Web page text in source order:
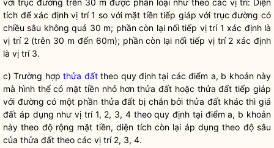
với trục đường trên 30 m được phân loại như theo các vị trí: Diện
tích để xác định vị trí 1 so với mặt tiền tiếp giáp với trục đường có
chiều sâu không quá 30 m; phần còn lại nối tiếp vị trí 1 xác định là
vị trí 2 (trên 30 m đến 60m); phần còn lại nối tiếp vị trí 2 xác định
là vị trí 3.
c) Trường hợpthửa đấttheo quy định tại các điểm a, b khoản này
mà hình thể có mặt tiền nhỏ hơnthửa đất hoặc thửa đất tiếp giáp
với đường có một phần thửa đất bị chắn bởithửa đấtkhác thìgiá
đất áp dụng như vị trí 1, 2, 3, 4 theo quy định tại điểm a, b khoản
này theo độ rộng mặt tiền, diện tích còn lại áp dụng theo độ sâu
của thửa đất theo các vị trí 2, 3, 4.